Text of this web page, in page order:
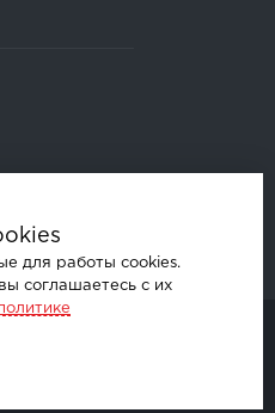
ЭЛЕКТРОНИКИ
для работы cookies.
соглашаетесь с их